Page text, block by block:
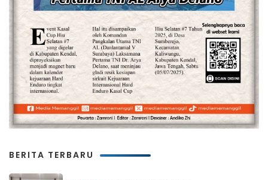
BERITA TERBARU